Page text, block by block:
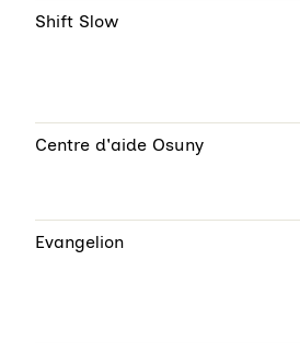
Shift Slow
Centre d'aide Osuny
Evangelion